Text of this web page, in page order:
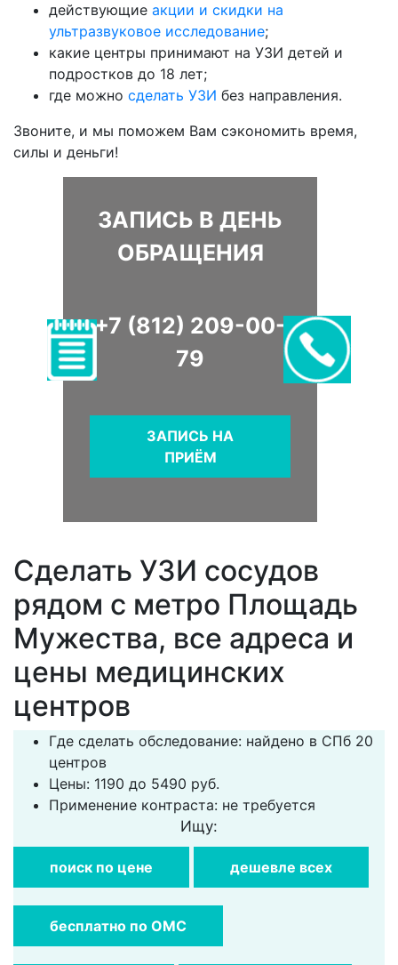
действующие акции и скидки на
ультразвуковое исследование;
какие центры принимают на УЗИ детей и
подростков до 18 лет;
где можно сделать УЗИ без направления.
Звоните, и мы поможем Вам сэкономить время,
силы и деньги!
ЗАПИСЬ В ДЕНЬ
ОБРАЩЕНИЯ
+7 (812) 209-00-
79
ЗАПИСЬ НА
ПРИЁМ
Сделать УЗИ сосудов
рядом с метро Площадь
Мужества, все адреса и
цены медицинских
центров
Где сделать обследование: найдено в СПб 20
центров
Цены: 1190 до 5490 руб.
Применение контраста: не требуется
Ищу:
поиск по цене дешевле всех
бесплатно по ОМС